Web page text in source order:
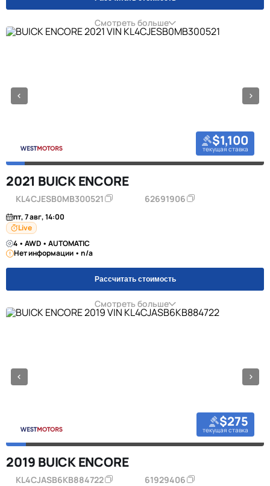
Смотреть больше
$1,100
текущая ставка
2021 BUICK ENCORE
KL4CJESB0MB300521 62691906
пт, 7 авг, 14:00
Live
4 • AWD • AUTOMATIC
Нет информации • n/a
Рассчитать стоимость
Смотреть больше
$275
текущая ставка
2019 BUICK ENCORE
KL4CJASB6KB884722 61929406